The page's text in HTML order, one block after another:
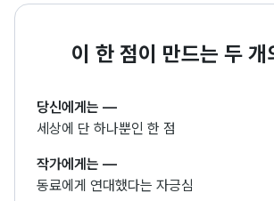
이 한 점이 만드는 두 개
당신에게는 —
세상에 단 하나뿐인 한 점
작가에게는 —
동료에게 연대했다는 자긍심